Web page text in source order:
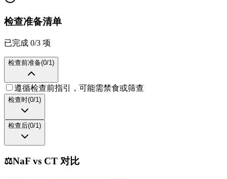
检查准备清单
已完成 0/3 项
检查前准备(0/1)
遵循检查前指引，可能需禁食或筛查
检查时(0/1)
检查后(0/1)
⚖️NaF vs CT 对比